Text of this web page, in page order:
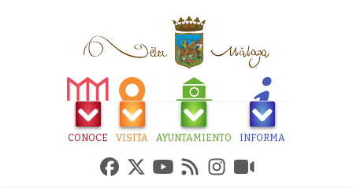
CONOCE VISITA AYUNTAMIENTO INFORMA